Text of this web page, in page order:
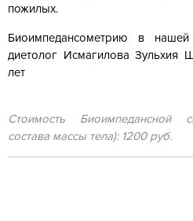
пожилых.
Биоимпедансометрию в
диетолог Исмагилова Зульхия
лет
Стоимость Биоимпедансной
состава массы тела): 1200 руб.